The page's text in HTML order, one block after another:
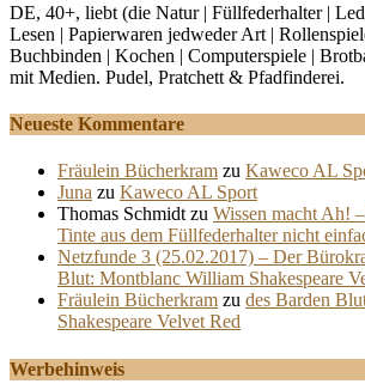
DE, 40+, liebt (die Natur | Füllfederhalter |
Lesen | Papierwaren jedweder Art |
Buchbinden | Kochen | Computerspiele |
mit Medien. Pudel, Pratchett & Pfadfinderei.
Neueste Kommentare
Fräulein Bücherkram zu Kaweco AL
Juna zu Kaweco AL Sport
Thomas Schmidt zu Wissen macht Ah!
Tinte aus dem Füllfederhalter nicht
Netzfunde 3 (25.02.2017) – Der
Blut: Montblanc William Shakespeare
Fräulein Bücherkram zu des Barden
Shakespeare Velvet Red
Werbehinweis